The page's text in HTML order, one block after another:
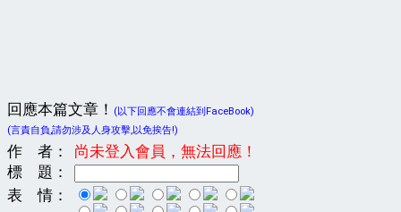
回應本篇文章！
(以下回應不會連結到FaceBook)
(言責自負,請勿涉及人身攻擊,以免挨告!)
作 者：
尚未登入會員，無法回應！
標 題：
表 情：